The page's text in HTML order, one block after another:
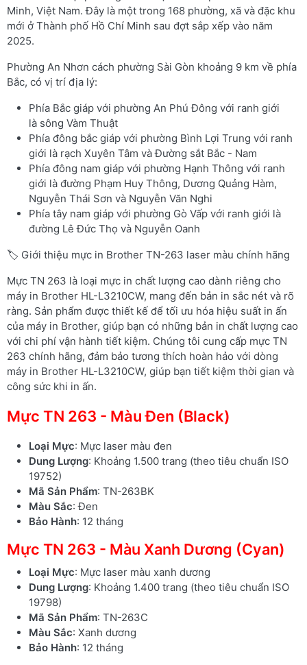
Minh, Việt Nam. Đây là một trong 168 phường, xã và đặc khu
mới ở Thành phố Hồ Chí Minh sau đợt sắp xếp vào năm
2025.
Phường An Nhơn cách phường Sài Gòn khoảng 9 km về phía
Bắc, có vị trí địa lý:
Phía Bắc giáp với phường An Phú Đông với ranh giới
là sông Vàm Thuật
Phía đông bắc giáp với phường Bình Lợi Trung với ranh
giới là rạch Xuyên Tâm và Đường sắt Bắc - Nam
Phía đông nam giáp với phường Hạnh Thông với ranh
giới là đường Phạm Huy Thông, Dương Quảng Hàm,
Nguyễn Thái Sơn và Nguyễn Văn Nghi
Phía tây nam giáp với phường Gò Vấp với ranh giới là
đường Lê Đức Thọ và Nguyễn Oanh
🏷️ Giới thiệu mực in Brother TN-263 laser màu chính hãng
Mực TN 263 là loại mực in chất lượng cao dành riêng cho
máy in Brother HL-L3210CW, mang đến bản in sắc nét và rõ
ràng. Sản phẩm được thiết kế để tối ưu hóa hiệu suất in ấn
của máy in Brother, giúp bạn có những bản in chất lượng cao
với chi phí vận hành tiết kiệm. Chúng tôi cung cấp mực TN
263 chính hãng, đảm bảo tương thích hoàn hảo với dòng
máy in Brother HL-L3210CW, giúp bạn tiết kiệm thời gian và
công sức khi in ấn.
Mực TN 263 - Màu Đen (Black)
Loại Mực: Mực laser màu đen
Dung Lượng: Khoảng 1.500 trang (theo tiêu chuẩn ISO
19752)
Mã Sản Phẩm: TN-263BK
Màu Sắc: Đen
Bảo Hành: 12 tháng
Mực TN 263 - Màu Xanh Dương (Cyan)
Loại Mực: Mực laser màu xanh dương
Dung Lượng: Khoảng 1.400 trang (theo tiêu chuẩn ISO
19798)
Mã Sản Phẩm: TN-263C
Màu Sắc: Xanh dương
Bảo Hành: 12 tháng